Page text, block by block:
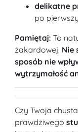
delikatne
po
Pamiętaj: To
żakardowej. Nie
sposób nie
wytrzymałość
Czy Twoja
prawdziwego